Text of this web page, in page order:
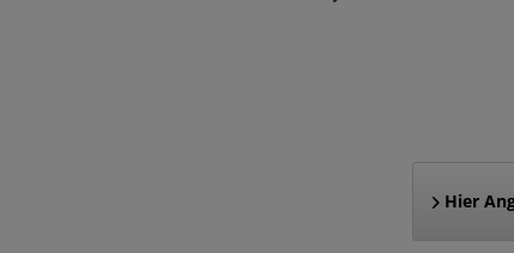
Hier